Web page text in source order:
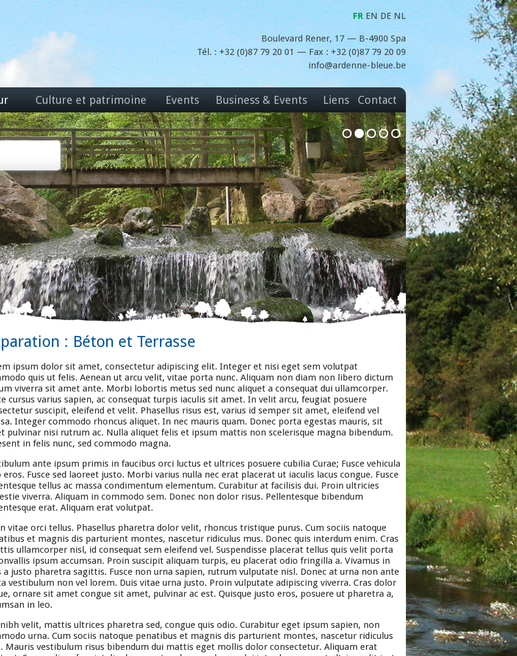
FR EN DE NL
Boulevard Rener, 17 — B-4900 Spa
Tél. : +32 (0)87 79 20 01 — Fax : +32 (0)87 79 20 09
info@ardenne-bleue.be
Culture et patrimoine Events Business & Events Liens Contact
: Béton et Terrasse
ipsum dolor sit amet, consectetur adipiscing elit. Integer et nisi eget sem volutpat
quis ut felis. Aenean ut arcu velit, vitae porta nunc. Aliquam non diam non libero dictum
viverra sit amet ante. Morbi lobortis metus sed nunc aliquet a consequat dui ullamcorper.
cursus varius sapien, ac consequat turpis iaculis sit amet. In velit arcu, feugiat posuere
suscipit, eleifend et velit. Phasellus risus est, varius id semper sit amet, eleifend vel
Integer commodo rhoncus aliquet. In nec mauris quam. Donec porta egestas mauris, sit
pulvinar nisi rutrum ac. Nulla aliquet felis et ipsum mattis non scelerisque magna bibendum.
in felis nunc, sed commodo magna.
ante ipsum primis in faucibus orci luctus et ultrices posuere cubilia Curae; Fusce vehicula
eros. Fusce sed laoreet justo. Morbi varius nulla nec erat placerat ut iaculis lacus congue. Fusce
tellus ac massa condimentum elementum. Curabitur at facilisis dui. Proin ultricies
viverra. Aliquam in commodo sem. Donec non dolor risus. Pellentesque bibendum
erat. Aliquam erat volutpat.
vitae orci tellus. Phasellus pharetra dolor velit, rhoncus tristique purus. Cum sociis natoque
et magnis dis parturient montes, nascetur ridiculus mus. Donec quis interdum enim. Cras
ullamcorper nisl, id consequat sem eleifend vel. Suspendisse placerat tellus quis velit porta
ipsum accumsan. Proin suscipit aliquam turpis, eu placerat odio fringilla a. Vivamus in
a justo pharetra sagittis. Fusce non urna sapien, rutrum vulputate nisl. Donec at urna non ante
vestibulum non vel lorem. Duis vitae urna justo. Proin vulputate adipiscing viverra. Cras dolor
ornare sit amet congue sit amet, pulvinar ac est. Quisque justo eros, posuere ut pharetra a,
in leo.
nibh velit, mattis ultrices pharetra sed, congue quis odio. Curabitur eget ipsum sapien, non
urna. Cum sociis natoque penatibus et magnis dis parturient montes, nascetur ridiculus
Mauris vestibulum risus bibendum dui mattis eget mollis dolor consectetur. Aliquam erat